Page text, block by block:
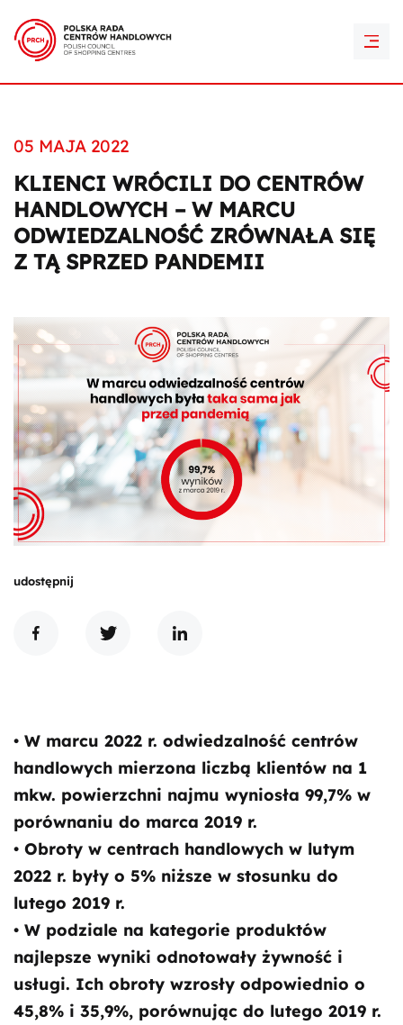
05 MAJA 2022
KLIENCI WRÓCILI DO CENTRÓW
HANDLOWYCH – W MARCU
ODWIEDZALNOŚĆ ZRÓWNAŁA SIĘ
Z TĄ SPRZED PANDEMII
udostępnij
• W marcu 2022 r. odwiedzalność centrów
handlowych mierzona liczbą klientów na 1
mkw. powierzchni najmu wyniosła 99,7% w
porównaniu do marca 2019 r.
• Obroty w centrach handlowych w lutym
2022 r. były o 5% niższe w stosunku do
lutego 2019 r.
• W podziale na kategorie produktów
najlepsze wyniki odnotowały żywność i
usługi. Ich obroty wzrosły odpowiednio o
45,8% i 35,9%, porównując do lutego 2019 r.